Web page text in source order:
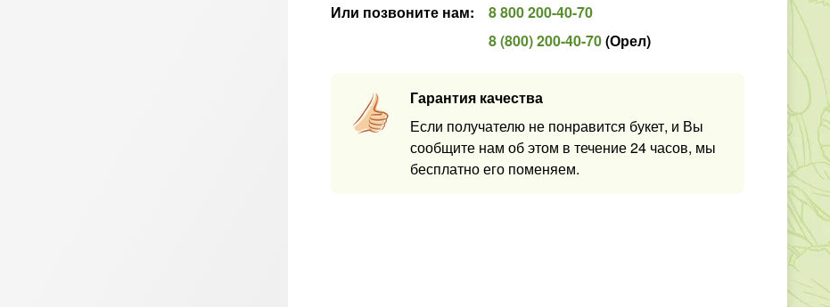
Или позвоните нам:
8 800 200-40-70
8 (800) 200-40-70(Орел)
Гарантия качества
Если получателю не понравится букет, и Вы
сообщите нам об этом в течение 24 часов, мы
бесплатно его поменяем.